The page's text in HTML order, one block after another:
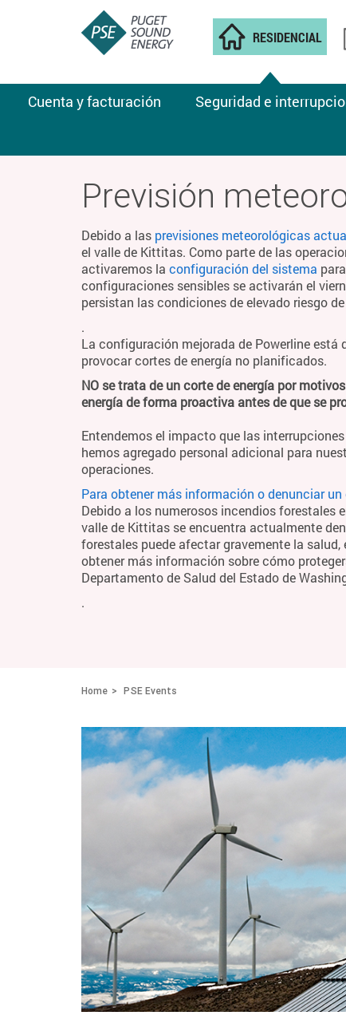
RESIDENCIAL
Cuenta y facturación Seguridad e
Previsión
Debido a las previsiones meteorológicas
el valle de Kittitas. Como parte de las
activaremos la configuración del sistema
configuraciones sensibles se activarán el
persistan las condiciones de elevado riesgo
.
La configuración mejorada de Powerline está
provocar cortes de energía no planificados.
NO se trata de un corte de energía por
energía de forma proactiva antes de que se
Entendemos el impacto que las
hemos agregado personal adicional para
operaciones.
Para obtener más información o denunciar
Debido a los numerosos incendios forestales
valle de Kittitas se encuentra actualmente
forestales puede afectar gravemente la
obtener más información sobre cómo
Departamento de Salud del Estado de
.
Home PSE Events